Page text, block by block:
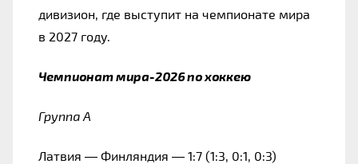
дивизион, где выступит на чемпионате мира
в 2027 году.
Чемпионат мира-2026 по хоккею
Группа А
Латвия — Финляндия — 1:7 (1:3, 0:1, 0:3)